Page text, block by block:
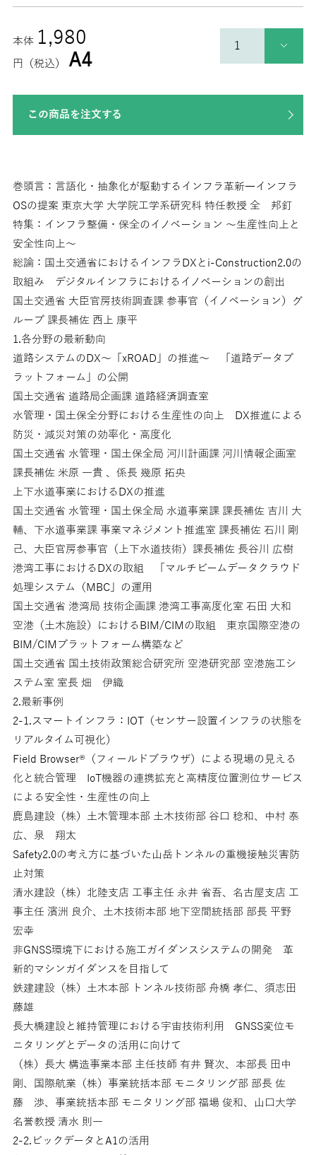
本体 1,980
円（税込） A4
この商品を注文する
巻頭言：言語化・抽象化が駆動するインフラ革新―インフラ
OSの提案 東京大学 大学院工学系研究科 特任教授 全 邦釘
特集：インフラ整備・保全のイノベーション 〜生産性向上と
安全性向上〜
総論：国土交通省におけるインフラDXとi-Construction2.0の
取組み デジタルインフラにおけるイノベーションの創出
国土交通省 大臣官房技術調査課 参事官（イノベーション）グ
ループ 課長補佐 西上 康平
1.各分野の最新動向
道路システムのDX〜「xROAD」の推進〜 「道路データプ
ラットフォーム」の公開
国土交通省 道路局企画課 道路経済調査室
水管理・国土保全分野における生産性の向上 DX推進による
防災・減災対策の効率化・高度化
国土交通省 水管理・国土保全局 河川計画課 河川情報企画室
課長補佐 米原 一貴 、係長 幾原 拓央
上下水道事業におけるDXの推進
国土交通省 水管理・国土保全局 水道事業課 課長補佐 吉川 大
輔、下水道事業課 事業マネジメント推進室 課長補佐 石川 剛
己、大臣官房参事官（上下水道技術）課長補佐 長谷川 広樹
港湾工事におけるDXの取組 「マルチビームデータクラウド
処理システム（MBC」の運用
国土交通省 港湾局 技術企画課 港湾工事高度化室 石田 大和
空港（土木施設）におけるBIM/CIMの取組 東京国際空港の
BIM/CIMプラットフォーム構築など
国土交通省 国土技術政策総合研究所 空港研究部 空港施工シ
ステム室 室長 畑 伊織
2.最新事例
2-1.スマートインフラ：IOT（センサー設置インフラの状態を
リアルタイム可視化）
Field Browser®（フィールドブラウザ）による現場の見える
化と統合管理 IoT機器の連携拡充と高精度位置測位サービス
による安全性・生産性の向上
鹿島建設（株）土木管理本部 土木技術部 谷口 稔和、中村 泰
広、泉 翔太
Safety2.0の考え方に基づいた山岳トンネルの重機接触災害防
止対策
清水建設（株）北陸支店 工事主任 永井 省吾、名古屋支店 工
事主任 濱洲 良介、土木技術本部 地下空間統括部 部長 平野
宏幸
非GNSS環境下における施工ガイダンスシステムの開発 革
新的マシンガイダンスを目指して
鉄建建設（株）土木本部 トンネル技術部 舟橋 孝仁、須志田
藤雄
長大橋建設と維持管理における宇宙技術利用 GNSS変位モ
ニタリングとデータの活用に向けて
（株）長大 構造事業本部 主任技師 有井 賢次、本部長 田中
剛、国際航業（株）事業統括本部 モニタリング部 部長 佐
藤 渉、事業統括本部 モニタリング部 福場 俊和、山口大学
名誉教授 清水 則一
2-2.ビックデータとA1の活用